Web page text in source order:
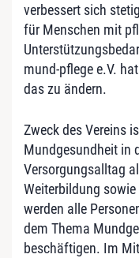
verbessert sich
für Menschen mit
mund-pflege e.V.
das zu ändern.
Zweck des Vereins
Mundgesundheit in
Versorgungsalltag
Weiterbildung
werden alle
dem Thema
beschäftigen. Im